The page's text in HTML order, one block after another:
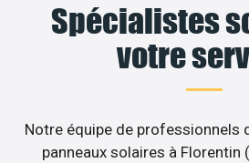
Spécialistes
votre
Notre équipe de professionnels
panneaux solaires à Florentin